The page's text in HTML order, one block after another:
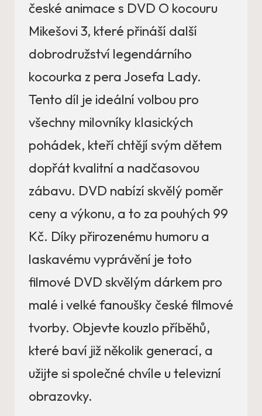
české animace s DVD O kocouru
Mikešovi 3, které přináší další
dobrodružství legendárního
kocourka z pera Josefa Lady.
Tento díl je ideální volbou pro
všechny milovníky klasických
pohádek, kteří chtějí svým dětem
dopřát kvalitní a nadčasovou
zábavu. DVD nabízí skvělý poměr
ceny a výkonu, a to za pouhých 99
Kč. Díky přirozenému humoru a
laskavému vyprávění je toto
filmové DVD skvělým dárkem pro
malé i velké fanoušky české filmové
tvorby. Objevte kouzlo příběhů,
které baví již několik generací, a
užijte si společné chvíle u televizní
obrazovky.